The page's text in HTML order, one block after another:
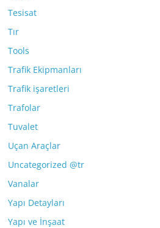
Tesisat
Tır
Tools
Trafik Ekipmanları
Trafik işaretleri
Trafolar
Tuvalet
Uçan Araçlar
Uncategorized @tr
Vanalar
Yapı Detayları
Yapı ve İnşaat